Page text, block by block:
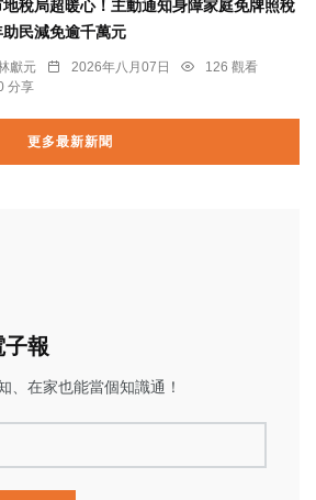
地稅局超暖心！主動通知身障家庭免牌照稅
助民減免逾千萬元
獻元 2026年八月07日
126 觀看
分享
更多最新新聞
報
、在家也能當個知識通！